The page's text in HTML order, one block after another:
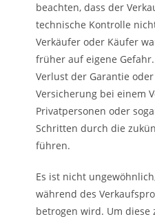
beachten, dass der
technische Kontrolle
Verkäufer oder Käufer
früher auf eigene
Verlust der Garantie
Versicherung bei einem
Privatpersonen oder
Schritten durch die
führen.
Es ist nicht
während des
betrogen wird. Um